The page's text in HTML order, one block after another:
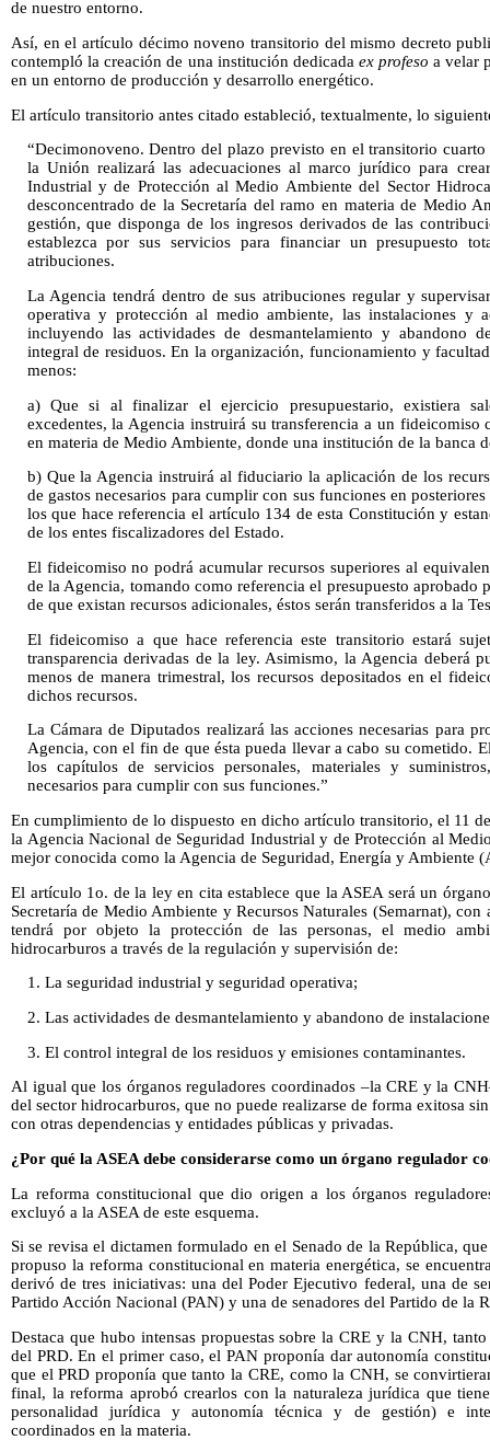
de nuestro entorno.
Así, en el artículo décimo noveno transitorio del mismo decreto
contempló la creación de una institución dedicada ex profeso a velar
en un entorno de producción y desarrollo energético.
El artículo transitorio antes citado estableció, textualmente, lo
“Decimonoveno. Dentro del plazo previsto en el transitorio
la Unión realizará las adecuaciones al marco jurídico para
Industrial y de Protección al Medio Ambiente del Sector
desconcentrado de la Secretaría del ramo en materia de Medio
gestión, que disponga de los ingresos derivados de las
establezca por sus servicios para financiar un presupuesto
atribuciones.
La Agencia tendrá dentro de sus atribuciones regular y
operativa y protección al medio ambiente, las instalaciones y
incluyendo las actividades de desmantelamiento y abandono
integral de residuos. En la organización, funcionamiento y
menos:
a) Que si al finalizar el ejercicio presupuestario, existiera
excedentes, la Agencia instruirá su transferencia a un fideicomiso
en materia de Medio Ambiente, donde una institución de la banca
b) Que la Agencia instruirá al fiduciario la aplicación de los
de gastos necesarios para cumplir con sus funciones en
los que hace referencia el artículo 134 de esta Constitución y
de los entes fiscalizadores del Estado.
El fideicomiso no podrá acumular recursos superiores al
de la Agencia, tomando como referencia el presupuesto
de que existan recursos adicionales, éstos serán transferidos a la
El fideicomiso a que hace referencia este transitorio estará
transparencia derivadas de la ley. Asimismo, la Agencia deberá
menos de manera trimestral, los recursos depositados en el
dichos recursos.
La Cámara de Diputados realizará las acciones necesarias para
Agencia, con el fin de que ésta pueda llevar a cabo su cometido.
los capítulos de servicios personales, materiales y
necesarios para cumplir con sus funciones.”
En cumplimiento de lo dispuesto en dicho artículo transitorio, el 11
la Agencia Nacional de Seguridad Industrial y de Protección al
mejor conocida como la Agencia de Seguridad, Energía y Ambiente
El artículo 1o. de la ley en cita establece que la ASEA será un
Secretaría de Medio Ambiente y Recursos Naturales (Semarnat),
tendrá por objeto la protección de las personas, el medio
hidrocarburos a través de la regulación y supervisión de:
1. La seguridad industrial y seguridad operativa;
2. Las actividades de desmantelamiento y abandono de
3. El control integral de los residuos y emisiones contaminantes.
Al igual que los órganos reguladores coordinados –la CRE y la
del sector hidrocarburos, que no puede realizarse de forma exitosa
con otras dependencias y entidades públicas y privadas.
¿Por qué la ASEA debe considerarse como un órgano regulador
La reforma constitucional que dio origen a los órganos
excluyó a la ASEA de este esquema.
Si se revisa el dictamen formulado en el Senado de la República,
propuso la reforma constitucional en materia energética, se
derivó de tres iniciativas: una del Poder Ejecutivo federal, una de
Partido Acción Nacional (PAN) y una de senadores del Partido de la
Destaca que hubo intensas propuestas sobre la CRE y la CNH,
del PRD. En el primer caso, el PAN proponía dar autonomía
que el PRD proponía que tanto la CRE, como la CNH, se
final, la reforma aprobó crearlos con la naturaleza jurídica que
personalidad jurídica y autonomía técnica y de gestión) e
coordinados en la materia.